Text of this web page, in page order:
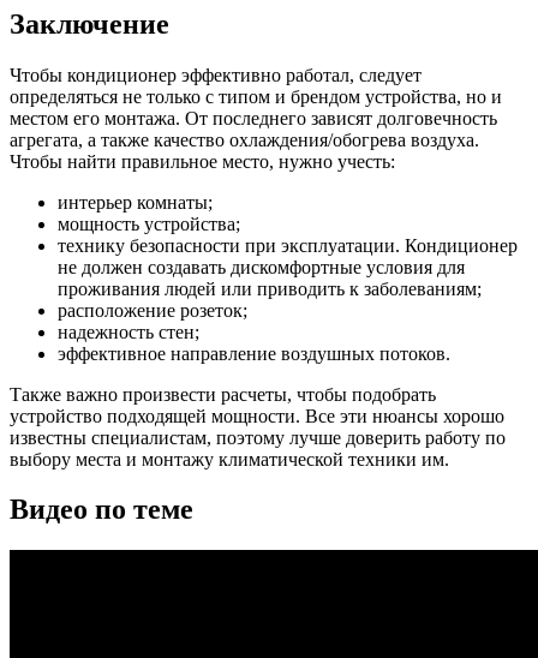
Заключение
Чтобы кондиционер эффективно работал, следует
определяться не только с типом и брендом устройства, но и
местом его монтажа. От последнего зависят долговечность
агрегата, а также качество охлаждения/обогрева воздуха.
Чтобы найти правильное место, нужно учесть:
интерьер комнаты;
мощность устройства;
технику безопасности при эксплуатации. Кондиционер
не должен создавать дискомфортные условия для
проживания людей или приводить к заболеваниям;
расположение розеток;
надежность стен;
эффективное направление воздушных потоков.
Также важно произвести расчеты, чтобы подобрать
устройство подходящей мощности. Все эти нюансы хорошо
известны специалистам, поэтому лучше доверить работу по
выбору места и монтажу климатической техники им.
Видео по теме